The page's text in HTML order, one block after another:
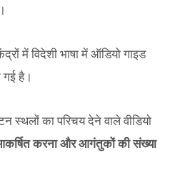
में विदेशी भाषा में ऑडियो गाइड
गई है।
स्थलों का परिचय देने वाले वीडियो
करना और आगंतुकों की संख्या